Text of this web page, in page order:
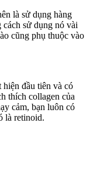
là sử dụng hàng
sử dụng nó vài
cũng phụ thuộc vào
đầu tiên và có
thí‌ch collagen của
cả‌m, bạn luôn có
là retinoid.